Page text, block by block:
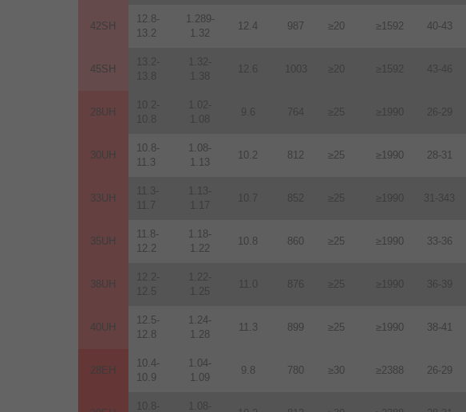
42SH
12.8-
13.2
1.289-
1.32
12.4 987 ≥20 ≥1592 40-43
45SH
13.2-
13.8
1.32-
1.38
12.6 1003 ≥20 ≥1592 43-46
28UH
10.2-
10.8
1.02-
1.08
9.6 764 ≥25 ≥1990 26-29
30UH
10.8-
11.3
1.08-
1.13
10.2 812 ≥25 ≥1990 28-31
33UH
11.3-
11.7
1.13-
1.17
10.7 852 ≥25 ≥1990 31-343
35UH
11.8-
12.2
1.18-
1.22
10.8 860 ≥25 ≥1990 33-36
38UH
12.2-
12.5
1.22-
1.25
11.0 876 ≥25 ≥1990 36-39
40UH
12.5-
12.8
1.24-
1.28
11.3 899 ≥25 ≥1990 38-41
28EH
10.4-
10.9
1.04-
1.09
9.8 780 ≥30 ≥2388 26-29
10.8- 1.08-